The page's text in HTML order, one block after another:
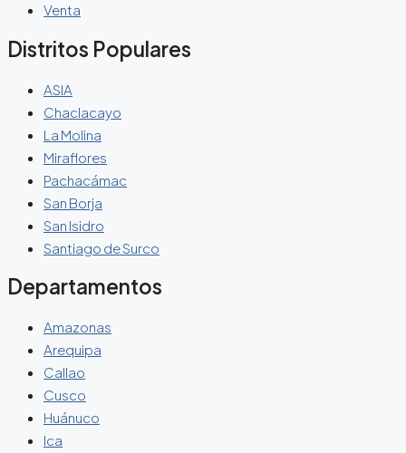
Venta
Distritos Populares
ASIA
Chaclacayo
La Molina
Miraflores
Pachacámac
San Borja
San Isidro
Santiago de Surco
Departamentos
Amazonas
Arequipa
Callao
Cusco
Huánuco
Ica